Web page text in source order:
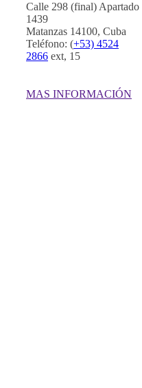
Calle 298 (final) Apartado
1439
Matanzas 14100, Cuba
Teléfono: (+53) 4524
2866 ext, 15
MAS INFORMACIÓN